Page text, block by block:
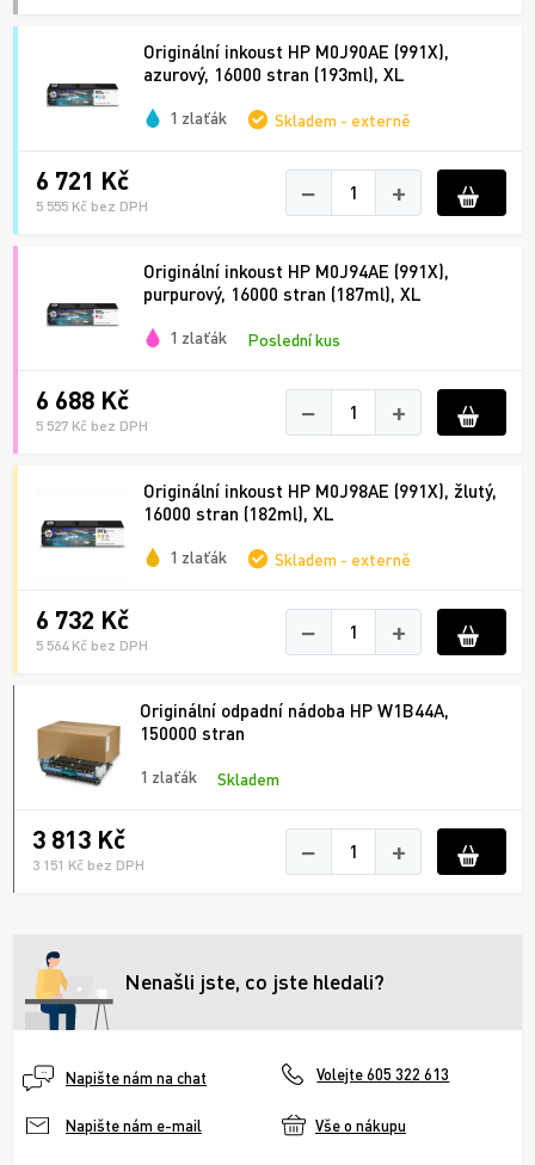
Originální inkoust HP M0J90AE (991X),
azurový, 16000 stran (193ml), XL
1 zlaťák Skladem - externě
6 721 Kč
5 555 Kč bez DPH − +
Originální inkoust HP M0J94AE (991X),
purpurový, 16000 stran (187ml), XL
1 zlaťák Poslední kus
6 688 Kč
5 527 Kč bez DPH − +
Originální inkoust HP M0J98AE (991X), žlutý,
16000 stran (182ml), XL
1 zlaťák Skladem - externě
6 732 Kč
5 564 Kč bez DPH − +
Originální odpadní nádoba HP W1B44A,
150000 stran
1 zlaťák Skladem
3 813 Kč
3 151 Kč bez DPH − +
Nenašli jste, co jste hledali?
Napište nám na chat Volejte 605 322 613
Napište nám e-mail Vše o nákupu